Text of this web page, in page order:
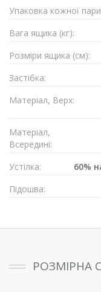
Упаковка кожної
Вага ящика (кг):
Розмiри ящика (см):
Застібка:
Матеріал, Верх:
Матеріал,
Всередині:
Устілка:
60%
Підошва:
РОЗМІРНА